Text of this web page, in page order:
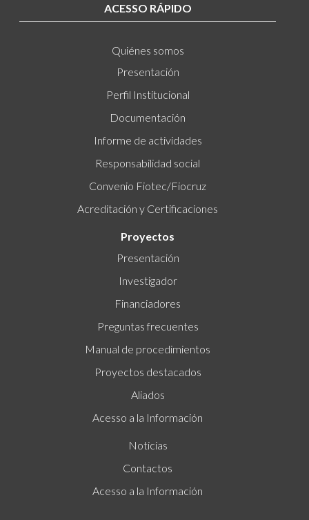
ACESSO RÁPIDO
Quiénes somos
Presentación
Perfil Institucional
Documentación
Informe de actividades
Responsabilidad social
Convenio Fiotec/Fiocruz
Acreditación y Certificaciones
Proyectos
Presentación
Investigador
Financiadores
Preguntas frecuentes
Manual de procedimientos
Proyectos destacados
Aliados
Acesso a la Información
Noticias
Contactos
Acesso a la Información